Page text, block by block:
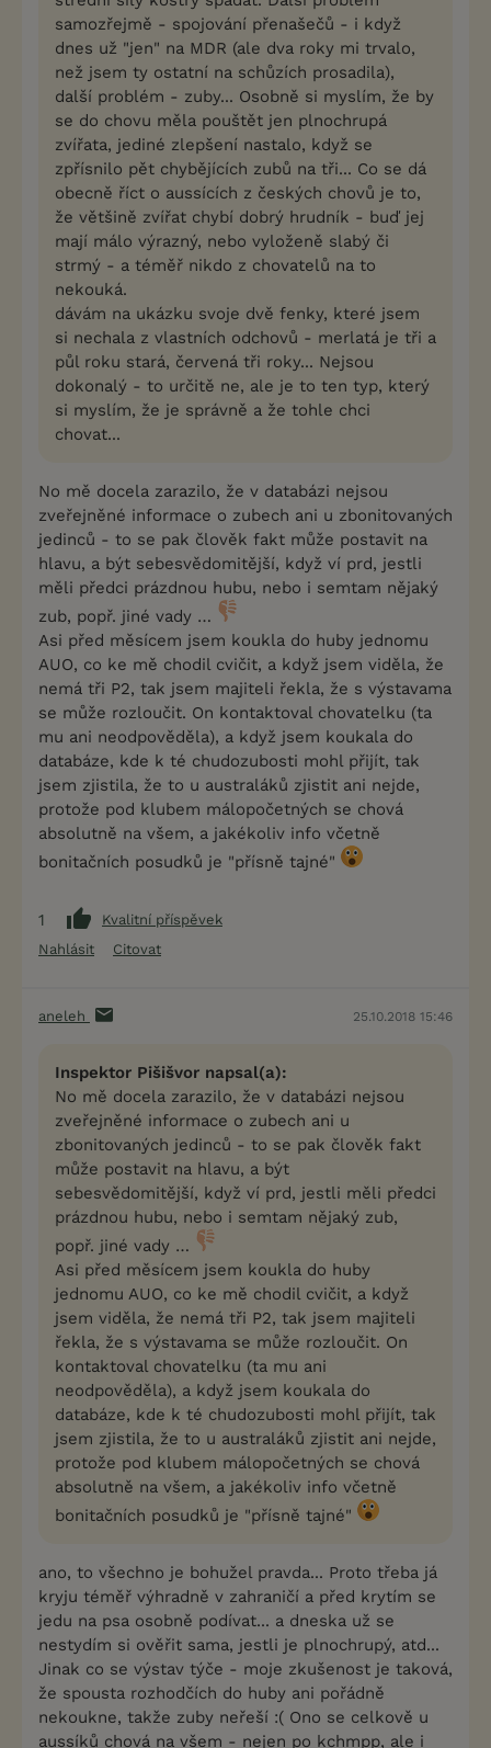
samozřejmě - spojování přenašečů - i když
dnes už "jen" na MDR (ale dva roky mi trvalo,
než jsem ty ostatní na schůzích prosadila),
další problém - zuby... Osobně si myslím, že by
se do chovu měla pouštět jen plnochrupá
zvířata, jediné zlepšení nastalo, když se
zpřísnilo pět chybějících zubů na tři... Co se dá
obecně říct o aussících z českých chovů je to,
že většině zvířat chybí dobrý hrudník - buď jej
mají málo výrazný, nebo vyloženě slabý či
strmý - a téměř nikdo z chovatelů na to
nekouká.
dávám na ukázku svoje dvě fenky, které jsem
si nechala z vlastních odchovů - merlatá je tři a
půl roku stará, červená tři roky... Nejsou
dokonalý - to určitě ne, ale je to ten typ, který
si myslím, že je správně a že tohle chci
chovat...
No mě docela zarazilo, že v databázi nejsou
zveřejněné informace o zubech ani u zbonitovaných
jedinců - to se pak člověk fakt může postavit na
hlavu, a být sebesvědomitější, když ví prd, jestli
měli předci prázdnou hubu, nebo i semtam nějaký
zub, popř. jiné vady …
Asi před měsícem jsem koukla do huby jednomu
AUO, co ke mě chodil cvičit, a když jsem viděla, že
nemá tři P2, tak jsem majiteli řekla, že s výstavama
se může rozloučit. On kontaktoval chovatelku (ta
mu ani neodpověděla), a když jsem koukala do
databáze, kde k té chudozubosti mohl přijít, tak
jsem zjistila, že to u australáků zjistit ani nejde,
protože pod klubem málopočetných se chová
absolutně na všem, a jakékoliv info včetně
bonitačních posudků je "přísně tajné"
1
Kvalitní příspěvek
Nahlásit
Citovat
aneleh 25.10.2018 15:46
Inspektor Pišišvor napsal(a):
No mě docela zarazilo, že v databázi nejsou
zveřejněné informace o zubech ani u
zbonitovaných jedinců - to se pak člověk fakt
může postavit na hlavu, a být
sebesvědomitější, když ví prd, jestli měli předci
prázdnou hubu, nebo i semtam nějaký zub,
popř. jiné vady …
Asi před měsícem jsem koukla do huby
jednomu AUO, co ke mě chodil cvičit, a když
jsem viděla, že nemá tři P2, tak jsem majiteli
řekla, že s výstavama se může rozloučit. On
kontaktoval chovatelku (ta mu ani
neodpověděla), a když jsem koukala do
databáze, kde k té chudozubosti mohl přijít, tak
jsem zjistila, že to u australáků zjistit ani nejde,
protože pod klubem málopočetných se chová
absolutně na všem, a jakékoliv info včetně
bonitačních posudků je "přísně tajné"
ano, to všechno je bohužel pravda... Proto třeba já
kryju téměř výhradně v zahraničí a před krytím se
jedu na psa osobně podívat... a dneska už se
nestydím si ověřit sama, jestli je plnochrupý, atd...
Jinak co se výstav týče - moje zkušenost je taková,
že spousta rozhodčích do huby ani pořádně
nekoukne, takže zuby neřeší :( Ono se celkově u
aussíků chová na všem - nejen po kchmpp, ale i